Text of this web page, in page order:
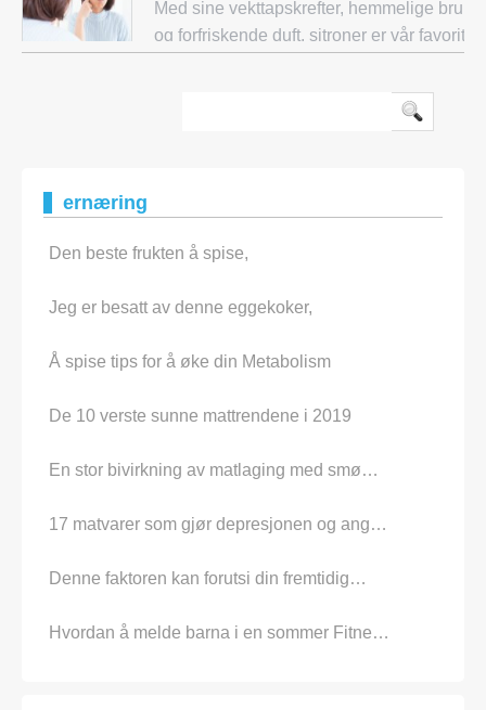
Med sine vekttapskrefter, hemmelige
og forfriskende duft, sitroner er vår favoritt
daglige anbefalte inntaket av vitamin C
ernæring
Den beste frukten å spise,
Jeg er besatt av denne eggekoker,
Å spise tips for å øke din Metabolism
De 10 verste sunne mattrendene i 2019
En stor bivirkning av matlaging med smø…
17 matvarer som gjør depresjonen og ang…
Denne faktoren kan forutsi din fremtidig…
Hvordan å melde barna i en sommer Fitne…